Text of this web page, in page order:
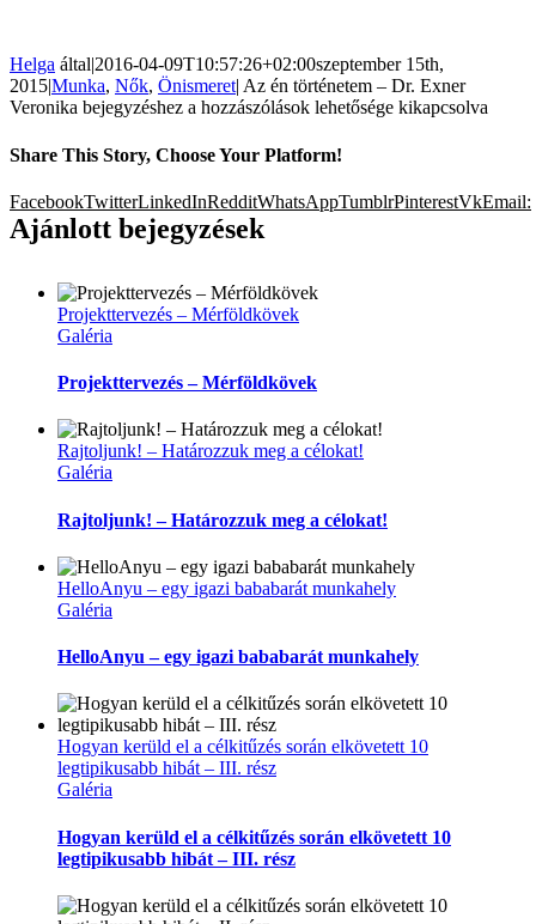
Helga által|2016-04-09T10:57:26+02:00szeptember 15th,
2015|Munka, Nők, Önismeret| Az én történetem – Dr. Exner
Veronika bejegyzéshez a hozzászólások lehetősége kikapcsolva
Share This Story, Choose Your Platform!
FacebookTwitterLinkedInRedditWhatsAppTumblrPinterestVkEmail:
Ajánlott bejegyzések
Projekttervezés – Mérföldkövek
Galéria
Projekttervezés – Mérföldkövek
Rajtoljunk! – Határozzuk meg a célokat!
Galéria
Rajtoljunk! – Határozzuk meg a célokat!
HelloAnyu – egy igazi bababarát munkahely
Galéria
HelloAnyu – egy igazi bababarát munkahely
Hogyan kerüld el a célkitűzés során elkövetett 10
legtipikusabb hibát – III. rész
Galéria
Hogyan kerüld el a célkitűzés során elkövetett 10
legtipikusabb hibát – III. rész